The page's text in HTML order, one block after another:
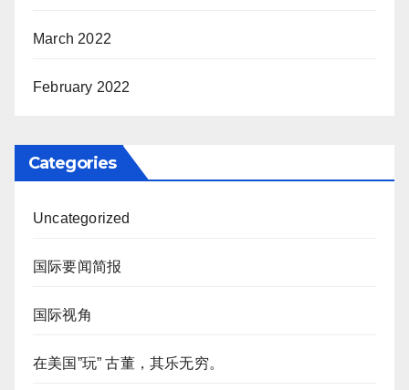
March 2022
February 2022
Categories
Uncategorized
国际要闻简报
国际视角
在美国”玩” 古董，其乐无穷。